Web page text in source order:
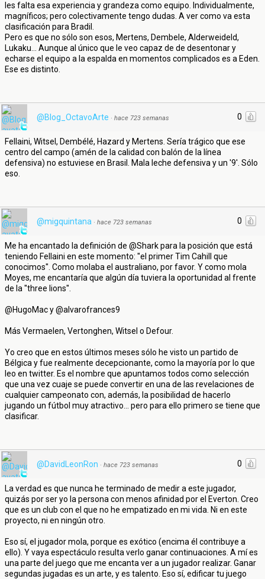
les falta esa experiencia y grandeza como equipo. Individualmente,
magníficos; pero colectivamente tengo dudas. A ver como va esta
clasificación para Bradil.
Pero es que no sólo son esos, Mertens, Dembele, Alderweideld,
Lukaku... Aunque al único que le veo capaz de de desentonar y
echarse el equipo a la espalda en momentos complicados es a Eden.
Ese es distinto.
0
@Blog_OctavoArte · hace 723 semanas
Fellaini, Witsel, Dembélé, Hazard y Mertens. Sería trágico que ese
centro del campo (amén de la calidad con balón de la línea
defensiva) no estuviese en Brasil. Mala leche defensiva y un '9'. Sólo
eso.
0
@migquintana · hace 723 semanas
Me ha encantado la definición de @Shark para la posición que está
teniendo Fellaini en este momento: ''el primer Tim Cahill que
conocimos''. Como molaba el australiano, por favor. Y como mola
Moyes, me encantaría que algún día tuviera la oportunidad al frente
de la ''three lions''.
@HugoMac y @alvarofrances9
Más Vermaelen, Vertonghen, Witsel o Defour.
Yo creo que en estos últimos meses sólo he visto un partido de
Bélgica y fue realmente decepcionante, como la mayoría por lo que
leo en twitter. Es el nombre que apuntamos todos como selección
que una vez cuaje se puede convertir en una de las revelaciones de
cualquier campeonato con, además, la posibilidad de hacerlo
jugando un fútbol muy atractivo... pero para ello primero se tiene que
clasificar.
0
@DavidLeonRon · hace 723 semanas
La verdad es que nunca he terminado de medir a este jugador,
quizás por ser yo la persona con menos afinidad por el Everton. Creo
que es un club con el que no he empatizado en mi vida. Ni en este
proyecto, ni en ningún otro.
Eso sí, el jugador mola, porque es exótico (encima él contribuye a
ello). Y vaya espectáculo resulta verlo ganar continuaciones. A mí es
una parte del juego que me encanta ver a un jugador realizar. Ganar
segundas jugadas es un arte, y es talento. Eso sí, edificar tu juego